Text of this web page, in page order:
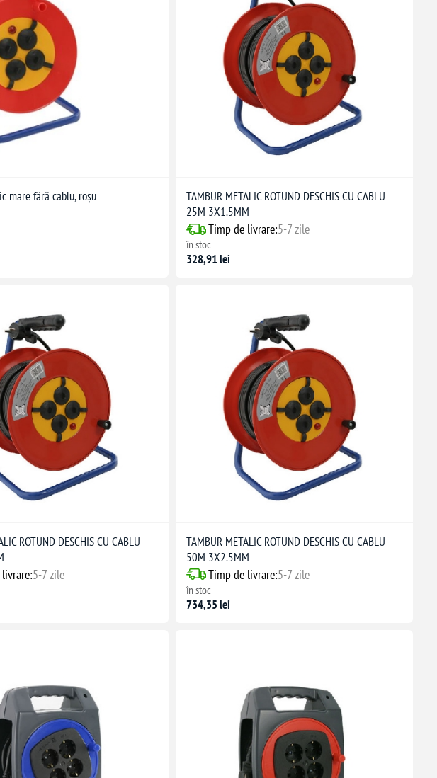
mare fără cablu, roșu
TAMBUR METALIC ROTUND DESCHIS CU CABLU
25M 3X1.5MM
Timp de livrare:5-7 zile
în stoc
328,91 lei
ROTUND DESCHIS CU CABLU
5-7 zile
TAMBUR METALIC ROTUND DESCHIS CU CABLU
50M 3X2.5MM
Timp de livrare:5-7 zile
în stoc
734,35 lei